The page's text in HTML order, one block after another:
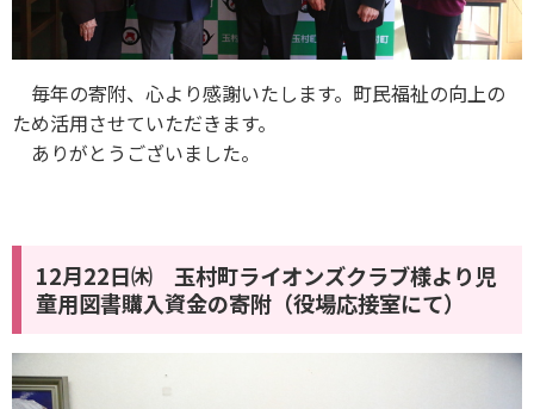
毎年の寄附、心より感謝いたします。町民福祉の向上の
ため活用させていただきます。
ありがとうございました。
12月22日㈭ 玉村町ライオンズクラブ様より児
童用図書購入資金の寄附（役場応接室にて）